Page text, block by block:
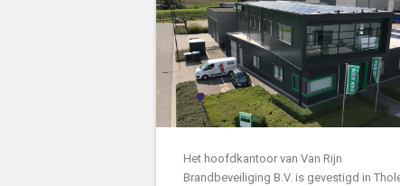
Het hoofdkantoor van Van Rijn
Brandbeveiliging B.V. is gevestigd in